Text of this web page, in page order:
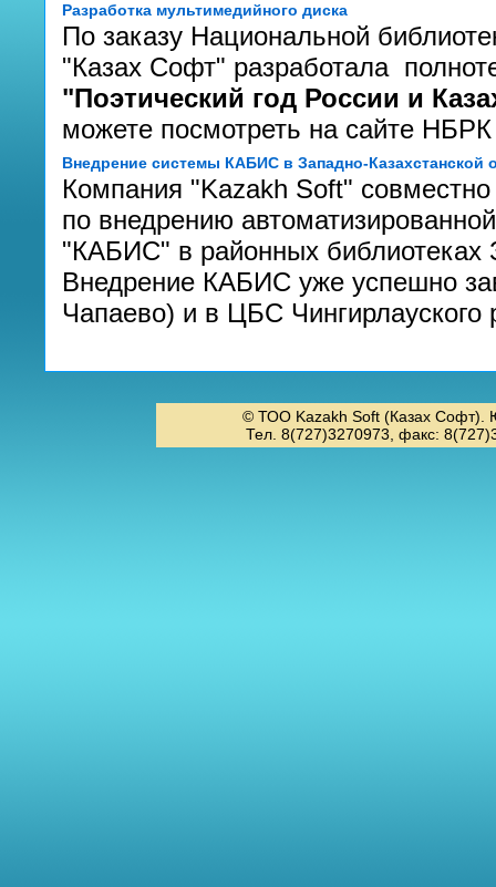
Разработка мультимедийного диска
По заказу Национальной
"Казах Софт" разработала
"Поэтический год России и
можете посмотреть на сайте
Внедрение системы КАБИС в Западно-Казахстанской
Компания "Kazakh Soft"
по внедрению
"КАБИС" в районных библиотеках
Внедрение КАБИС уже успешно
Чапаево) и в ЦБС Чингирлауского
© ТОО Kazakh Soft (Казах Софт).
Тел. 8(727)3270973, факс: